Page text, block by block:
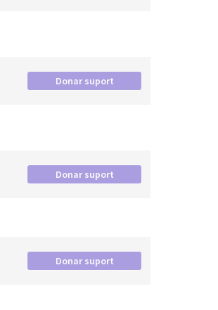
Donar suport
Donar suport
Donar suport